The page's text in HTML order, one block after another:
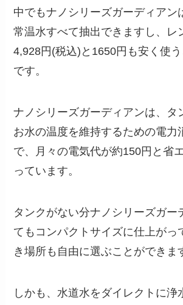
中でもナノシリーズガーディアン
常温水すべて抽出できますし、レ
4,928円(税込)と1650円も安く使
です。
ナノシリーズガーディアンは、タ
お水の温度を維持するための電力
で、月々の電気代が約150円と省
っています。
タンクがない分ナノシリーズガー
てもコンパクトサイズに仕上がっ
き場所も自由に選ぶことができま
しかも、水道水をダイレクトに浄